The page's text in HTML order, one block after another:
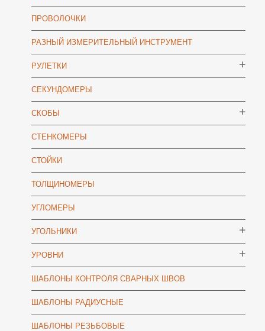
ПРОВОЛОЧКИ
РАЗНЫЙ ИЗМЕРИТЕЛЬНЫЙ ИНСТРУМЕНТ
РУЛЕТКИ
СЕКУНДОМЕРЫ
СКОБЫ
СТЕНКОМЕРЫ
СТОЙКИ
ТОЛЩИНОМЕРЫ
УГЛОМЕРЫ
УГОЛЬНИКИ
УРОВНИ
ШАБЛОНЫ КОНТРОЛЯ СВАРНЫХ ШВОВ
ШАБЛОНЫ РАДИУСНЫЕ
ШАБЛОНЫ РЕЗЬБОВЫЕ